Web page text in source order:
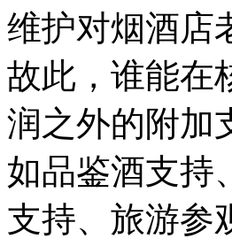
维护对烟酒店
故此，谁能在
润之外的附加
如品鉴酒支持
支持、旅游参